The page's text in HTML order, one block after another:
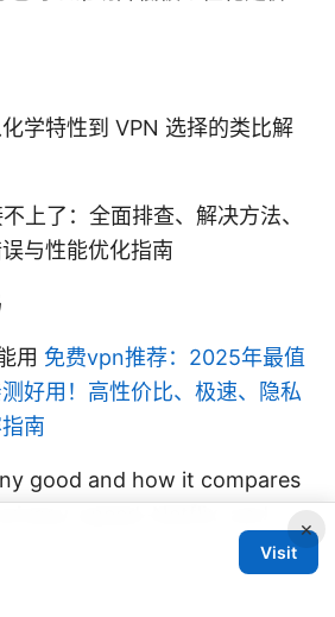
学特性到 VPN 选择的类比解
上了：全面排查、解决方法、
与性能优化指南
用 免费vpn推荐：2025年最值
好用！高性价比、极速、隐私
南
good and how it compares
speed, Netflix, and
×
Visit